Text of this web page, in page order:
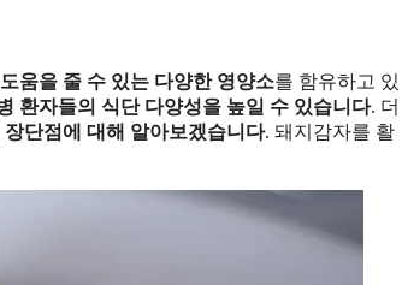
움을 줄 수 있는 다양한 영양소를 함유하고 있
환자들의 식단 다양성을 높일 수 있습니다. 더
단점에 대해 알아보겠습니다. 돼지감자를 활